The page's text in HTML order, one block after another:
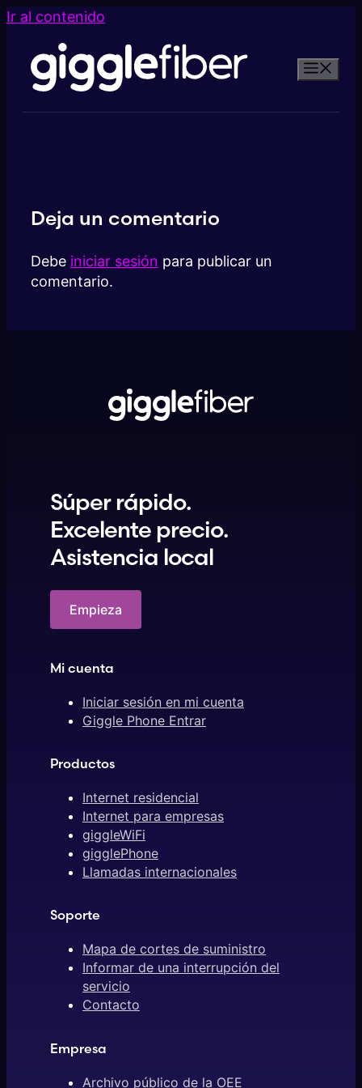
Ir al contenido
Deja un comentario
Debe iniciar sesión para publicar un
comentario.
Súper rápido.
Excelente precio.
Asistencia local
Empieza
Mi cuenta
Iniciar sesión en mi cuenta
Giggle Phone Entrar
Productos
Internet residencial
Internet para empresas
giggleWiFi
gigglePhone
Llamadas internacionales
Soporte
Mapa de cortes de suministro
Informar de una interrupción del
servicio
Contacto
Empresa
Archivo público de la OEE